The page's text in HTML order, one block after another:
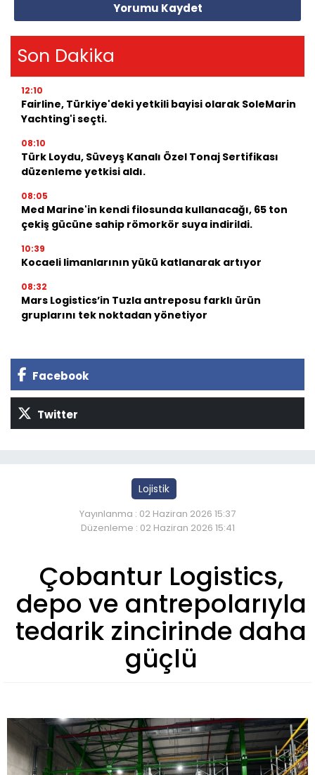
Yorumu Kaydet
Son Dakika
12:10
Fairline, Türkiye'deki yetkili bayisi olarak SoleMarin
Yachting'i seçti.
08:10
Türk Loydu, Süveyş Kanalı Özel Tonaj Sertifikası
düzenleme yetkisi aldı.
08:05
Med Marine'in kendi filosunda kullanacağı, 65 ton
çekiş gücüne sahip römorkör suya indirildi.
10:39
Kocaeli limanlarının yükü katlanarak artıyor
08:32
Mars Logistics’in Tuzla antreposu farklı ürün
gruplarını tek noktadan yönetiyor
Facebook
Twitter
Lojistik
Yayınlanma : 02 Haziran 2026 15:37
Düzenleme : 02 Haziran 2026 15:41
Çobantur Logistics,
depo ve antrepolarıyla
tedarik zincirinde daha
güçlü